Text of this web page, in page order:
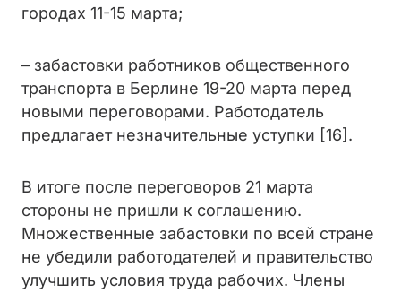
городах 11-15 марта;
– забастовки работников общественного
транспорта в Берлине 19-20 марта перед
новыми переговорами. Работодатель
предлагает незначительные уступки [16].
В итоге после переговоров 21 марта
стороны не пришли к соглашению.
Множественные забастовки по всей стране
не убедили работодателей и правительство
улучшить условия труда рабочих. Члены